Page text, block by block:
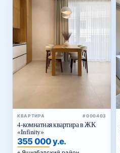
КВАРТИРА #000403
4-комнатная квартира в ЖК
«Infinity»
355 000 у.е.